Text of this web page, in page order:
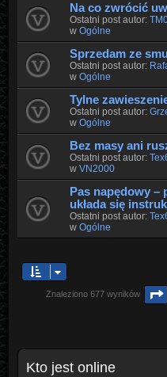
Na co zwrócić
Ostatni post autor:
w Ogólne
Sprzedam ze
Ostatni post autor:
w Ogólne
Tylne
Ostatni post autor:
w Ogólne
Bez masy ani
Ostatni post autor:
w VN2000
Pas napędowy –
układa się
Ostatni post autor:
w Ogólne
Znaleziono 677 wyników
Kto jest online